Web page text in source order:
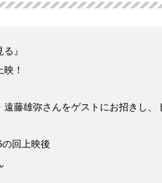
』
！
藤雄弥さんをゲストにお招きし、
の回上映後